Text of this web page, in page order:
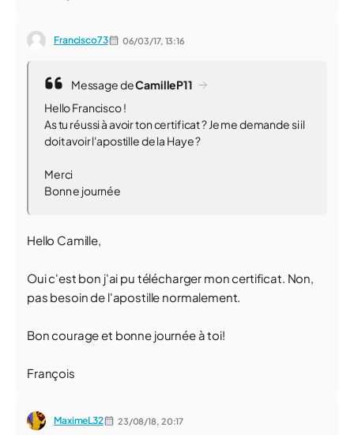
Francisco73 06/03/17, 13:16
Message deCamilleP11
Hello Francisco !
As tu réussi à avoir ton certificat ? Je me demande si il
doit avoir l'apostille de la Haye ?
Merci
Bonn e journée
Hello Camille,
Oui c'est bon j'ai pu télécharger mon certificat. Non,
pas besoin de l'apostille normalement.
Bon courage et bonne journée à toi!
François
MaximeL32 23/08/18, 20:17